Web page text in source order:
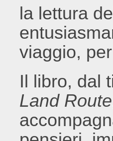
la lettura
viaggio,
Il libro, dal
Land Route